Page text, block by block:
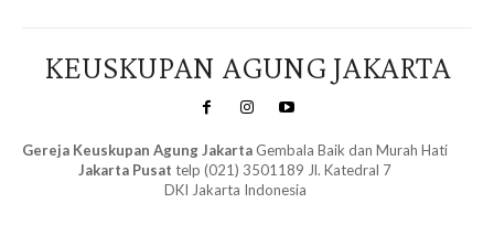
KEUSKUPAN AGUNG JAKARTA
Gereja Keuskupan Agung Jakarta Gembala Baik dan Murah Hati
Jakarta Pusat telp (021) 3501189 Jl. Katedral 7
DKI Jakarta Indonesia